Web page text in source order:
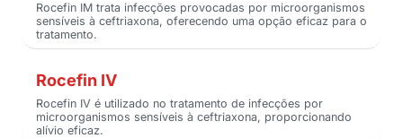
Rocefin IM trata infecções provocadas por microorganismos
sensíveis à ceftriaxona, oferecendo uma opção eficaz para o
tratamento.
Rocefin IV
Rocefin IV é utilizado no tratamento de infecções por
microorganismos sensíveis à ceftriaxona, proporcionando
alívio eficaz.